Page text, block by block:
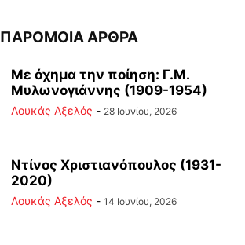
ΠΑΡΟΜΟΙΑ ΑΡΘΡΑ
Με όχημα την ποίηση: Γ.Μ.
Μυλωνογιάννης (1909-1954)
Λουκάς Αξελός - 28 Ιουνίου, 2026
Ντίνος Χριστιανόπουλος (1931-
2020)
Λουκάς Αξελός - 14 Ιουνίου, 2026